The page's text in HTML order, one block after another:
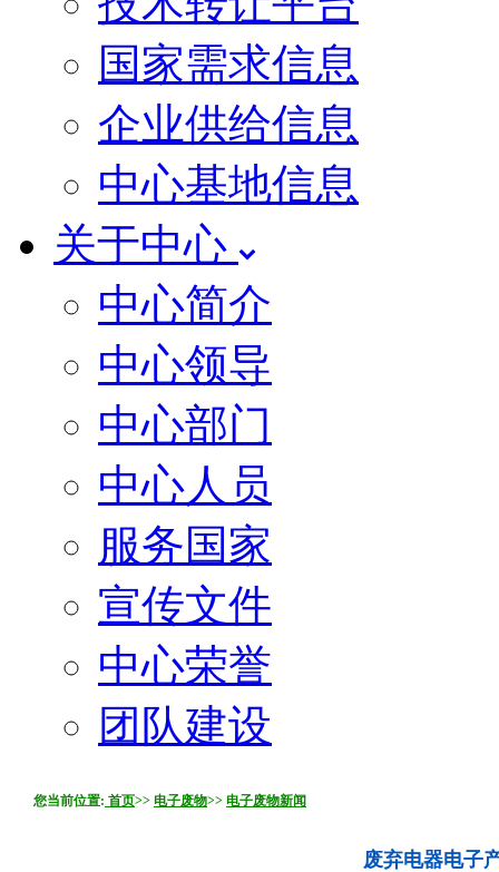
国家需求信息
企业供给信息
中心基地信息
关于中心
中心简介
中心领导
中心部门
中心人员
服务国家
宣传文件
中心荣誉
团队建设
您当前位置: 首页>> 电子废物>> 电子废物新闻
废弃电器电子